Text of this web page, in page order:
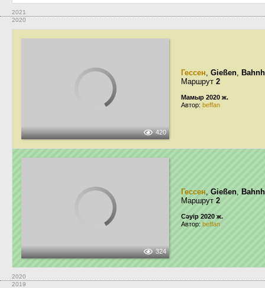
2021
2020
420
Гессен, Gießen,
Маршрут 2
Мамыр 2020 ж.
Автор: beffan
324
Гессен, Gießen,
Маршрут 2
Сәуір 2020 ж.
Автор: beffan
2020
2019